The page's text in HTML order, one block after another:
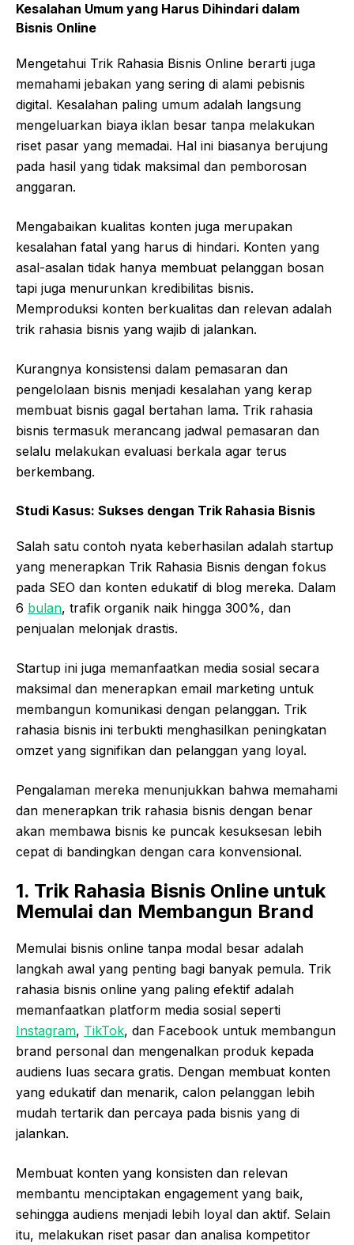
Kesalahan Umum yang Harus Dihindari dalam
Bisnis Online
Mengetahui Trik Rahasia Bisnis Online berarti juga
memahami jebakan yang sering di alami pebisnis
digital. Kesalahan paling umum adalah langsung
mengeluarkan biaya iklan besar tanpa melakukan
riset pasar yang memadai. Hal ini biasanya berujung
pada hasil yang tidak maksimal dan pemborosan
anggaran.
Mengabaikan kualitas konten juga merupakan
kesalahan fatal yang harus di hindari. Konten yang
asal-asalan tidak hanya membuat pelanggan bosan
tapi juga menurunkan kredibilitas bisnis.
Memproduksi konten berkualitas dan relevan adalah
trik rahasia bisnis yang wajib di jalankan.
Kurangnya konsistensi dalam pemasaran dan
pengelolaan bisnis menjadi kesalahan yang kerap
membuat bisnis gagal bertahan lama. Trik rahasia
bisnis termasuk merancang jadwal pemasaran dan
selalu melakukan evaluasi berkala agar terus
berkembang.
Studi Kasus: Sukses dengan Trik Rahasia Bisnis
Salah satu contoh nyata keberhasilan adalah startup
yang menerapkan Trik Rahasia Bisnis dengan fokus
pada SEO dan konten edukatif di blog mereka. Dalam
6 bulan, trafik organik naik hingga 300%, dan
penjualan melonjak drastis.
Startup ini juga memanfaatkan media sosial secara
maksimal dan menerapkan email marketing untuk
membangun komunikasi dengan pelanggan. Trik
rahasia bisnis ini terbukti menghasilkan peningkatan
omzet yang signifikan dan pelanggan yang loyal.
Pengalaman mereka menunjukkan bahwa memahami
dan menerapkan trik rahasia bisnis dengan benar
akan membawa bisnis ke puncak kesuksesan lebih
cepat di bandingkan dengan cara konvensional.
1. Trik Rahasia Bisnis Online untuk
Memulai dan Membangun Brand
Memulai bisnis online tanpa modal besar adalah
langkah awal yang penting bagi banyak pemula. Trik
rahasia bisnis online yang paling efektif adalah
memanfaatkan platform media sosial seperti
Instagram, TikTok, dan Facebook untuk membangun
brand personal dan mengenalkan produk kepada
audiens luas secara gratis. Dengan membuat konten
yang edukatif dan menarik, calon pelanggan lebih
mudah tertarik dan percaya pada bisnis yang di
jalankan.
Membuat konten yang konsisten dan relevan
membantu menciptakan engagement yang baik,
sehingga audiens menjadi lebih loyal dan aktif. Selain
itu, melakukan riset pasar dan analisa kompetitor